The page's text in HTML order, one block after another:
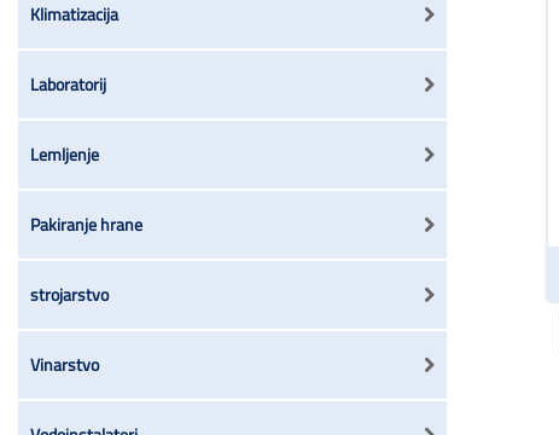
Klimatizacija
Laboratorij
Lemljenje
Pakiranje hrane
strojarstvo
Vinarstvo